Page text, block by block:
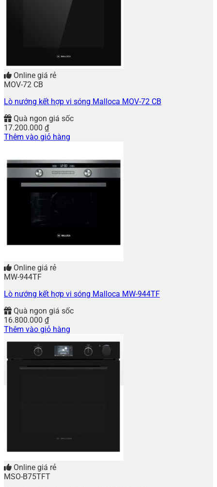
Online giá rẻ
MOV-72 CB
Lò nướng kết hợp vi sóng Malloca MOV-72 CB
Quà ngon giá sốc
17.200.000 ₫
Thêm vào giỏ hàng
Online giá rẻ
MW-944TF
Lò nướng kết hợp vi sóng Malloca MW-944TF
Quà ngon giá sốc
16.800.000 ₫
Thêm vào giỏ hàng
Online giá rẻ
MSO-B75TFT